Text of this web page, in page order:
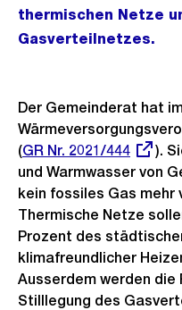
thermischen Netze
Gasverteilnetzes.
Der Gemeinderat hat
(Externer
Link:
GR Nr. 2021/444
).
und Warmwasser von
kein fossiles Gas mehr
Thermische Netze
Prozent des
klimafreundlicher
Ausserdem werden die
Stilllegung des